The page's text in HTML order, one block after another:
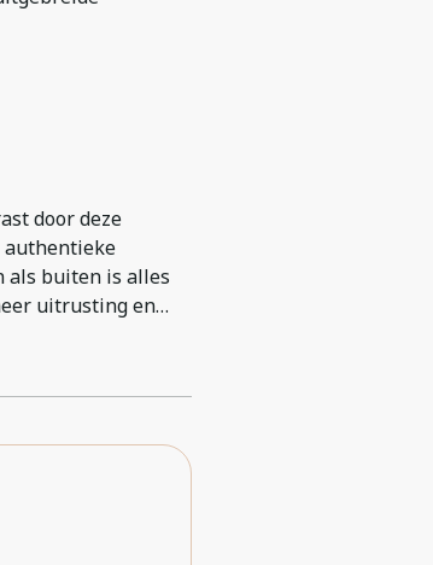
door deze
authentieke
als buiten is alles
uitrusting en
een perfecte en
compliment. Na